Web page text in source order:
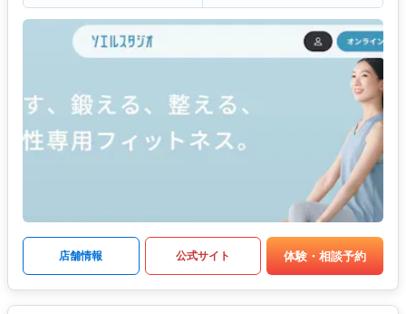
店舗情報 公式サイト 体験・相談予約